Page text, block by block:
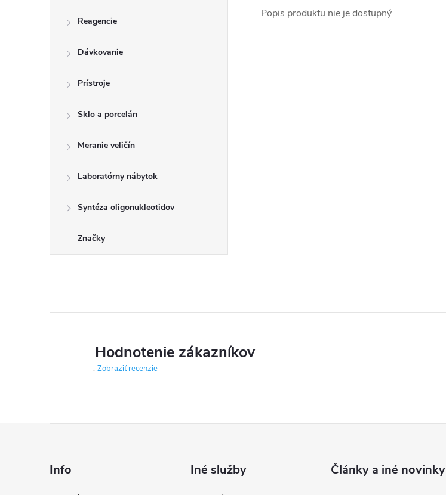
Reagencie
Dávkovanie
Prístroje
Sklo a porcelán
Meranie veličín
Laboratórny nábytok
Syntéza oligonukleotidov
Značky
Popis produktu nie je dostupný
Hodnotenie zákazníkov
Zobraziť recenzie
Info Iné služby Články a iné novinky